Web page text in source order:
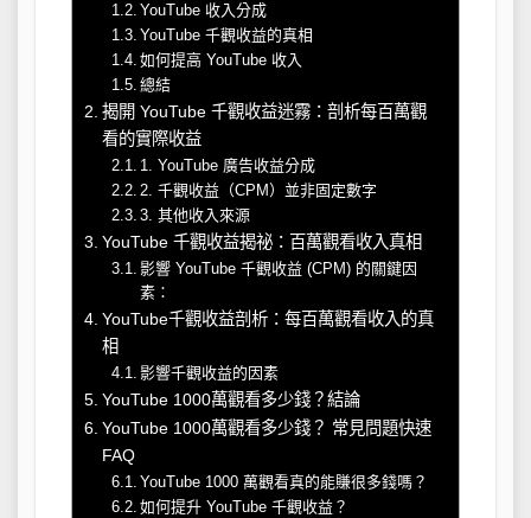
YouTube 收入分成
YouTube 千觀收益的真相
如何提高 YouTube 收入
總結
揭開 YouTube 千觀收益迷霧：剖析每百萬觀
看的實際收益
1. YouTube 廣告收益分成
2. 千觀收益（CPM）並非固定數字
3. 其他收入來源
YouTube 千觀收益揭祕：百萬觀看收入真相
影響 YouTube 千觀收益 (CPM) 的關鍵因
素：
YouTube千觀收益剖析：每百萬觀看收入的真
相
影響千觀收益的因素
YouTube 1000萬觀看多少錢？結論
YouTube 1000萬觀看多少錢？ 常見問題快速
FAQ
YouTube 1000 萬觀看真的能賺很多錢嗎？
如何提升 YouTube 千觀收益？